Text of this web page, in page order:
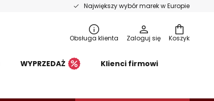
Największy wybór marek w Europie
Koszyk
Obsługa klienta Zaloguj się
WYPRZEDAŻ Klienci firmowi